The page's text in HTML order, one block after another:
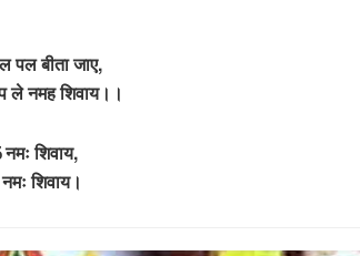
पल बीता जाए,
नमह शिवाय।।
शिवाय,
शिवाय।